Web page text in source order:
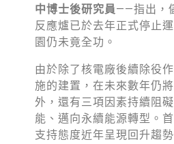
中博士後研究員——指出，
反應爐已於去年正式停止
園仍未竟全功。
由於除了核電廠後續除役
施的建置，在未來數年仍
外，還有三項因素持續阻
能、邁向永續能源轉型。
支持態度近年呈現回升趨